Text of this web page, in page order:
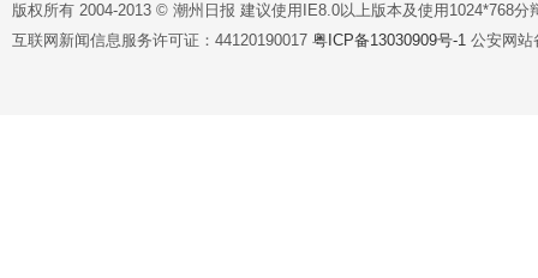
版权所有 2004-2013 © 潮州日报 建议使用IE8.0以上版本及使用1024*768分
互联网新闻信息服务许可证：44120190017 粤ICP备13030909号-1 公安网站